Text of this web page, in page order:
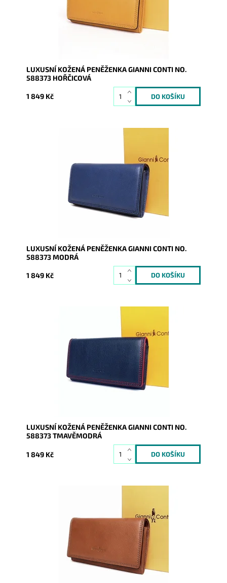
2 roky
LUXUSNÍ KOŽENÁ PENĚŽENKA GIANNI CONTI NO.
588373 HOŘČICOVÁ
1 849 Kč
Luxusní kožená modrá značková italská dámská
peněženka Gianni Conti s uzavíránim na klopu na druk
Skladem
2 roky
LUXUSNÍ KOŽENÁ PENĚŽENKA GIANNI CONTI NO.
588373 MODRÁ
1 849 Kč
Luxusní kožená tmavěmodrá značková italská dámská
peněženka Gianni Conti s uzavíránim na klopu na...
Gianni Conti
2 roky
LUXUSNÍ KOŽENÁ PENĚŽENKA GIANNI CONTI NO.
588373 TMAVĚMODRÁ
1 849 Kč
peněženka Gianni Conti s uzavíránim na klopu na druk
2 roky